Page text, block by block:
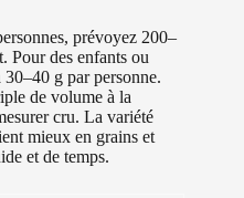
prévoyez 200–
Pour des enfants ou
g par personne.
de volume à la
cru. La variété
mieux en grains et
et de temps.